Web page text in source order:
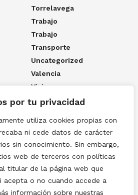
por tu privacidad
utiliza cookies propias con
ni cede datos de carácter
sin conocimiento. Sin embargo,
web de terceros con políticas
titular de la página web que
acepta o no cuando accede a
información sobre nuestras
Del
Torrelavega
Trabajo
Trabajo
Transporte
Uncategorized
Valencia
Viajes
Ya Sólo Queda Morir